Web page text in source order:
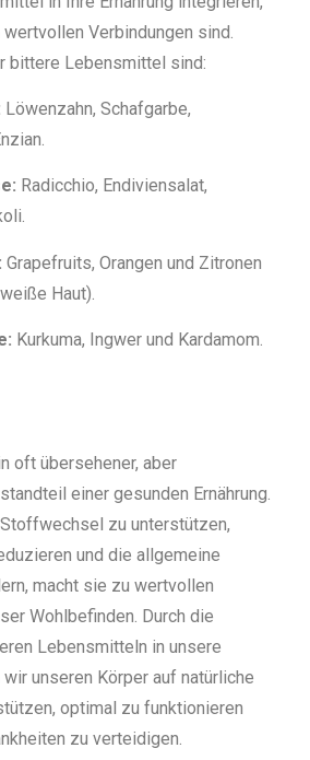
Verbindungen sind.
bittere Lebensmittel sind:
Löwenzahn, Schafgarbe,
Radicchio, Endiviensalat,
Grapefruits, Orangen und Zitronen
Haut).
Kurkuma, Ingwer und Kardamom.
oft übersehener, aber
einer gesunden Ernährung.
zu unterstützen,
und die allgemeine
macht sie zu wertvollen
Wohlbefinden. Durch die
Lebensmitteln in unsere
unseren Körper auf natürliche
optimal zu funktionieren
zu verteidigen.